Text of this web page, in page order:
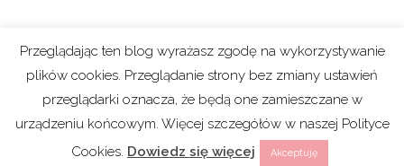
Regulamin sklepu |Polityka prywatności (RODO)
|Cookies
Copyright 2021 © Mum’s Life. We współpracy z
Przeglądając ten blog wyrażasz zgodę na wykorzystywanie
plików cookies. Przeglądanie strony bez zmiany ustawień
przeglądarki oznacza, że będą one zamieszczane w
urządzeniu końcowym. Więcej szczegółów w naszej Polityce
Cookies. Dowiedz się więcej Akceptuję